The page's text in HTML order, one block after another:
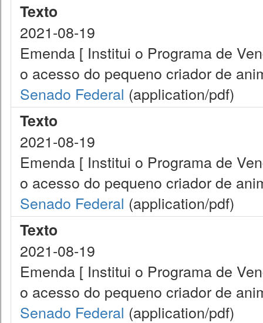
Texto
2021-08-19
Emenda [ Institui o Programa de
o acesso do pequeno criador de
Senado Federal (application/pdf)
Texto
2021-08-19
Emenda [ Institui o Programa de
o acesso do pequeno criador de
Senado Federal (application/pdf)
Texto
2021-08-19
Emenda [ Institui o Programa de
o acesso do pequeno criador de
Senado Federal (application/pdf)